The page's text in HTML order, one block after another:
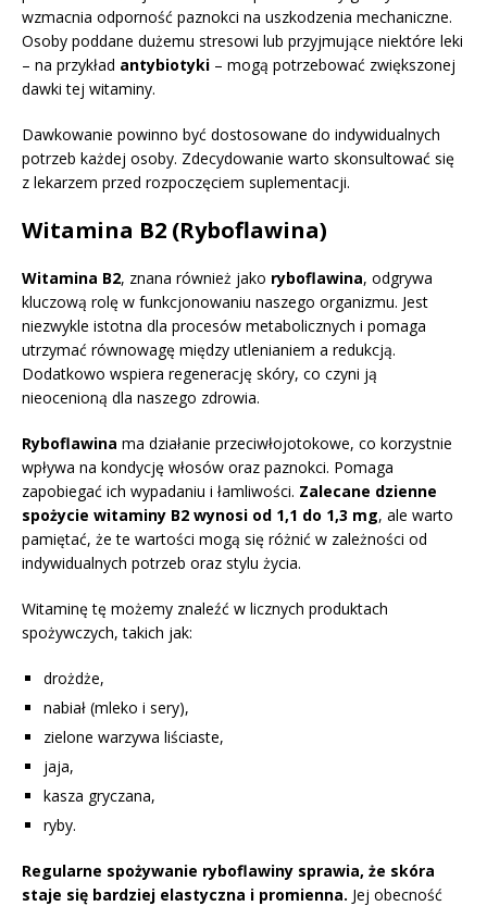
wzmacnia odporność paznokci na uszkodzenia mechaniczne.
Osoby poddane dużemu stresowi lub przyjmujące niektóre leki
– na przykład antybiotyki – mogą potrzebować zwiększonej
dawki tej witaminy.
Dawkowanie powinno być dostosowane do indywidualnych
potrzeb każdej osoby. Zdecydowanie warto skonsultować się
z lekarzem przed rozpoczęciem suplementacji.
Witamina B2 (Ryboflawina)
Witamina B2, znana również jako ryboflawina, odgrywa
kluczową rolę w funkcjonowaniu naszego organizmu. Jest
niezwykle istotna dla procesów metabolicznych i pomaga
utrzymać równowagę między utlenianiem a redukcją.
Dodatkowo wspiera regenerację skóry, co czyni ją
nieocenioną dla naszego zdrowia.
Ryboflawina ma działanie przeciwłojotokowe, co korzystnie
wpływa na kondycję włosów oraz paznokci. Pomaga
zapobiegać ich wypadaniu i łamliwości. Zalecane dzienne
spożycie witaminy B2 wynosi od 1,1 do 1,3 mg, ale warto
pamiętać, że te wartości mogą się różnić w zależności od
indywidualnych potrzeb oraz stylu życia.
Witaminę tę możemy znaleźć w licznych produktach
spożywczych, takich jak:
drożdże,
nabiał (mleko i sery),
zielone warzywa liściaste,
jaja,
kasza gryczana,
ryby.
Regularne spożywanie ryboflawiny sprawia, że skóra
staje się bardziej elastyczna i promienna. Jej obecność